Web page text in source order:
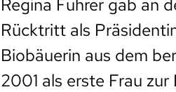
Regina Fuhrer gab an
Rücktritt als
Biobäuerin aus dem
2001 als erste Frau